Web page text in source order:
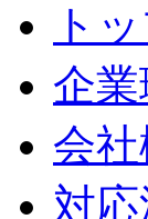
ト
企
会
対